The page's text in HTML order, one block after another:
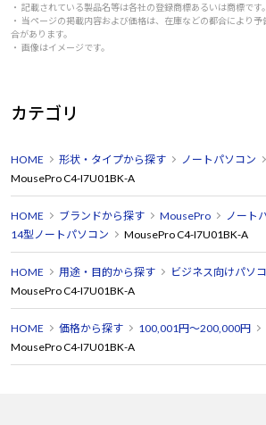
・ 記載されている製品名等は各社の登録商標あるいは商標です。
・ 当ページの掲載内容および価格は、在庫などの都合により
合があります。
・ 画像はイメージです。
カテゴリ
HOME 形状・タイプから探す ノートパソコン
MousePro C4-I7U01BK-A
HOME ブランドから探す MousePro
ノート
14型ノートパソコン
MousePro C4-I7U01BK-A
HOME 用途・目的から探す
ビジネス向けパソ
MousePro C4-I7U01BK-A
HOME 価格から探す
100,001円～200,000円
MousePro C4-I7U01BK-A